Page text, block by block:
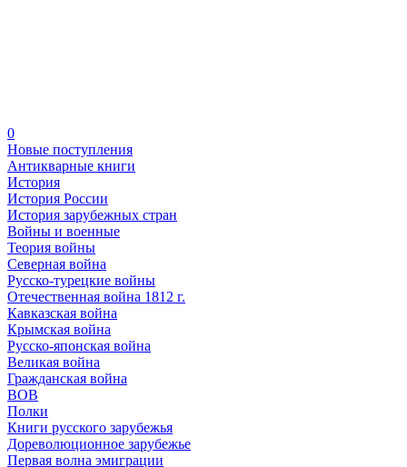
0
Новые поступления
Антикварные книги
История
История России
История зарубежных стран
Войны и военные
Теория войны
Северная война
Русско-турецкие войны
Отечественная война 1812 г.
Кавказская война
Крымская война
Русско-японская война
Великая война
Гражданская война
ВОВ
Полки
Книги русского зарубежья
Дореволюционное зарубежье
Первая волна эмиграции